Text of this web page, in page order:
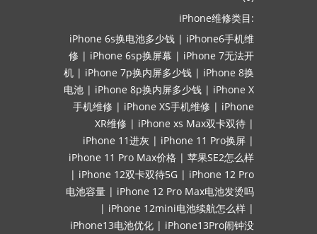
iPhone维修类目:
iPhone 6s换电池多少钱 | iPhone6手机维
修 | iPhone 6sp换屏幕 | iPhone 7无法开
机 | iPhone 7p换内屏多少钱 | iPhone 8换
电池 | iPhone 8p换内屏多少钱 | iPhone X
手机维修 | iPhone XS手机维修 | iPhone
XR维修 | iPhone xs Max双卡双待 |
iPhone 11进灰 | iPhone 11 Pro换屏 |
iPhone 11 Pro Max价格 | 苹果SE2怎么样
| iPhone 12双卡双待5G | iPhone 12 Pro
电池容量 | iPhone 12 Pro Max电池发烫吗
| iPhone 12mini电池续航怎么样 |
iPhone13电池优化 | iPhone13Pro闹钟没